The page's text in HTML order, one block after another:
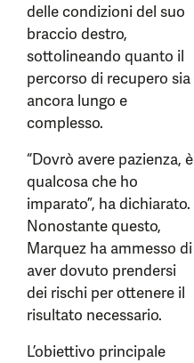
delle condizioni del suo
braccio destro,
sottolineando quanto il
percorso di recupero sia
ancora lungo e
complesso.
“Dovrò avere pazienza, è
qualcosa che ho
imparato”, ha dichiarato.
Nonostante questo,
Marquez ha ammesso di
aver dovuto prendersi
dei rischi per ottenere il
risultato necessario.
L’obiettivo principale